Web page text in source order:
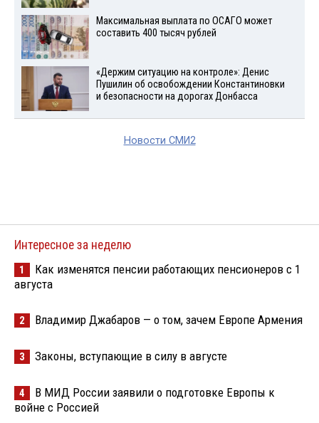
Максимальная выплата по ОСАГО может
составить 400 тысяч рублей
«Держим ситуацию на контроле»: Денис
Пушилин об освобождении Константиновки
и безопасности на дорогах Донбасса
Новости СМИ2
Интересное за неделю
1
Как изменятся пенсии работающих пенсионеров с 1
августа
2 Владимир Джабаров — о том, зачем Европе Армения
3 Законы, вступающие в силу в августе
4
В МИД России заявили о подготовке Европы к
войне с Россией